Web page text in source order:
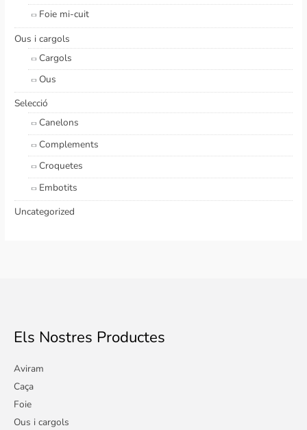
Foie mi-cuit
Ous i cargols
Cargols
Ous
Selecció
Canelons
Complements
Croquetes
Embotits
Uncategorized
Els Nostres Productes
Aviram
Caça
Foie
Ous i cargols